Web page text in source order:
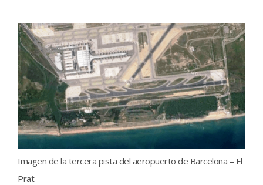
Imagen de la tercera pista del aeropuerto de Barcelona – El
Prat